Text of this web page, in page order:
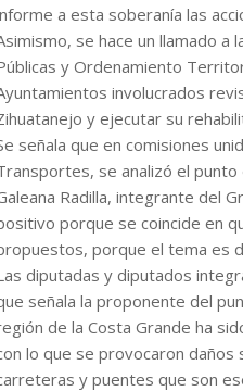
a esta soberanía las
se hace un llamado
y Ordenamiento
involucrados
y ejecutar su
señala que en comisiones
se analizó el
Radilla, integrante del
porque se coincide en
porque el tema es
diputadas y diputados
señala la proponente del
de la Costa Grande ha
lo que se provocaron daños
y puentes que son